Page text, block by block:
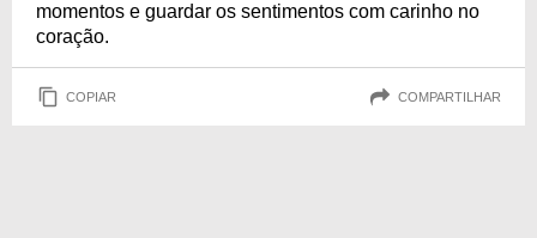
momentos e guardar os sentimentos com carinho no
coração.
COPIAR COMPARTILHAR